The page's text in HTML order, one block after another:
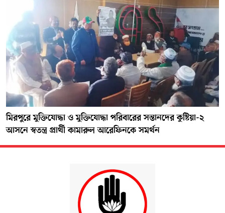
মিরপুরে মুক্তিযোদ্ধা ও মুক্তিযোদ্ধা পরিবারের সন্তানদের কুষ্টিয়া-২
আসনে স্বতন্ত্র প্রার্থী কামারুল আরেফিনকে সমর্থন